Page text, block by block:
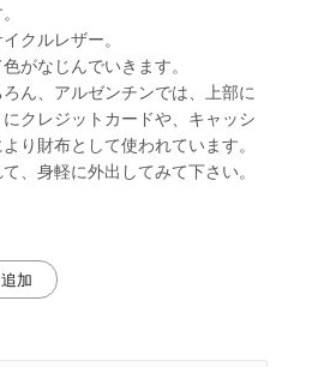
クルレザー。
がなじんでいきます。
ん、アルゼンチンでは、上部に
クレジットカードや、キャッシ
り財布として使われています。
、身軽に外出してみて下さい。
加